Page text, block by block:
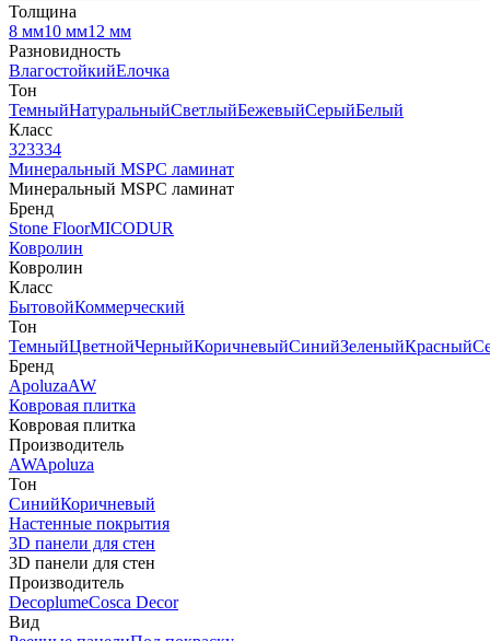
Толщина
8 мм10 мм12 мм
Разновидность
ВлагостойкийЕлочка
Тон
ТемныйНатуральныйСветлыйБежевыйСерыйБелый
Класс
323334
Минеральный MSPC ламинат
Минеральный MSPC ламинат
Бренд
Stone FloorMICODUR
Ковролин
Ковролин
Класс
БытовойКоммерческий
Тон
ТемныйЦветнойЧерныйКоричневыйСинийЗеленыйКрасный
Бренд
ApoluzaAW
Ковровая плитка
Ковровая плитка
Производитель
AWApoluza
Тон
СинийКоричневый
Настенные покрытия
3D панели для стен
3D панели для стен
Производитель
DecoplumeCosca Decor
Вид